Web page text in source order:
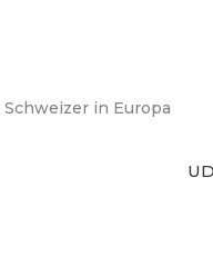
in Europa